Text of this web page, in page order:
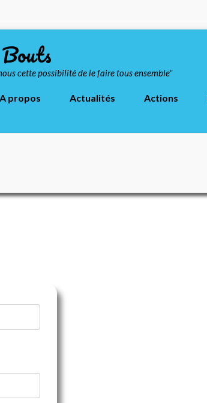
cette possibilité de le faire tous ensemble"
A propos Actualités Actions